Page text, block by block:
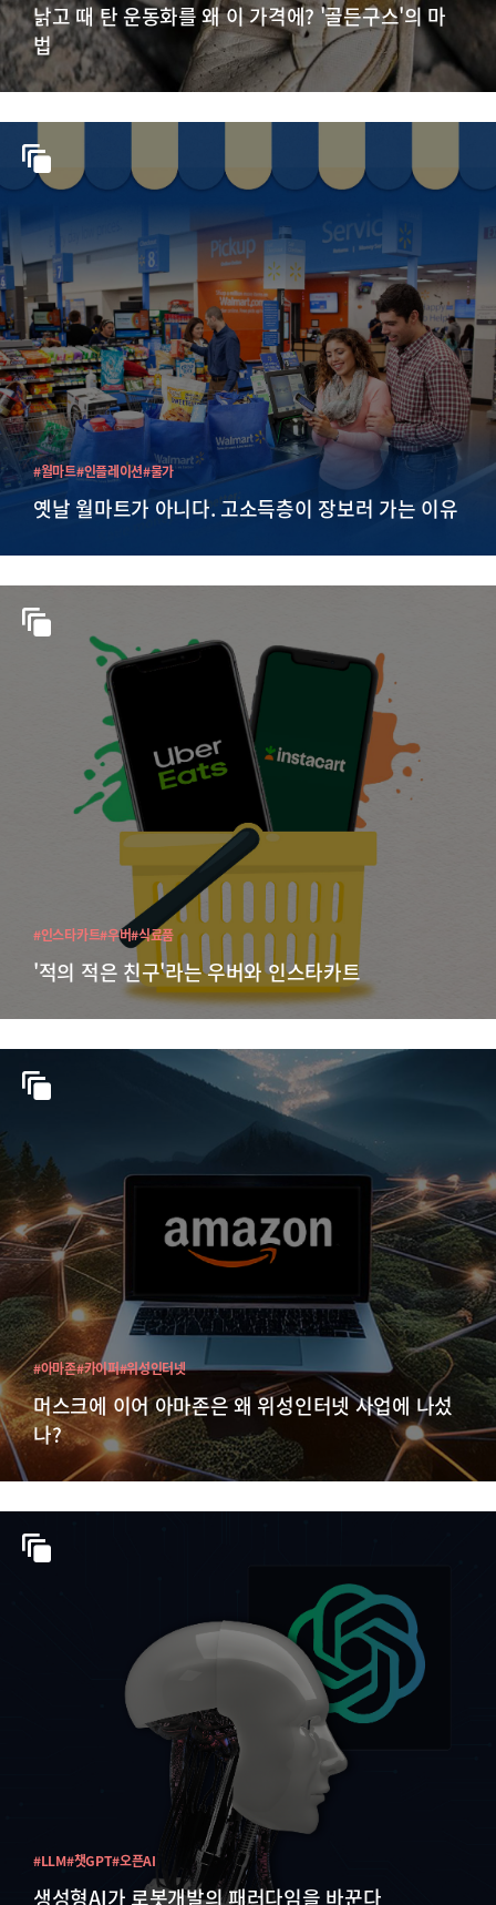
낡고 때 탄 운동화를 왜 이 가격에? '골든구스'의 마
법
옛날 월마트가 아니다. 고소득층이 장보러 가는 이유
#월마트#인플레이션#물가
'적의 적은 친구'라는 우버와 인스타카트
#인스타카트#우버#식료품
머스크에 이어 아마존은 왜 위성인터넷 사업에 나섰
나?
#아마존#카이퍼#위성인터넷
생성형AI가 로봇개발의 패러다임을 바꾼다
#LLM#챗GPT#오픈AI